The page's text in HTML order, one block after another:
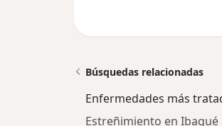
Búsquedas relacionadas
Enfermedades más
Estreñimiento en Ibagué